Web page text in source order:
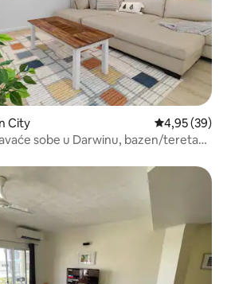
City Prosječna
4,95 (39)
sobe u Darwinu, bazen/teretana